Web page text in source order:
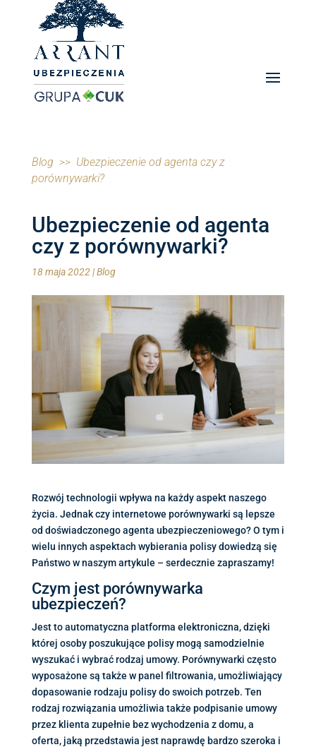
Blog >> Ubezpieczenie od agenta czy z
porównywarki?
Ubezpieczenie od agenta
czy z porównywarki?
18 maja 2022|Blog
Rozwój technologii wpływa na każdy aspekt naszego
życia. Jednak czy internetowe porównywarki są lepsze
od doświadczonego agenta ubezpieczeniowego? O tym i
wielu innych aspektach wybierania polisy dowiedzą się
Państwo w naszym artykule – serdecznie zapraszamy!
Czym jest porównywarka
ubezpieczeń?
Jest to automatyczna platforma elektroniczna, dzięki
której osoby poszukujące polisy mogą samodzielnie
wyszukać i wybrać rodzaj umowy. Porównywarki często
wyposażone są także w panel filtrowania, umożliwiający
dopasowanie rodzaju polisy do swoich potrzeb. Ten
rodzaj rozwiązania umożliwia także podpisanie umowy
przez klienta zupełnie bez wychodzenia z domu, a
oferta, jaką przedstawia jest naprawdę bardzo szeroka i